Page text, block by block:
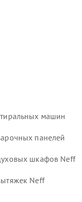
машин
панелей
шкафов Neff
Neff